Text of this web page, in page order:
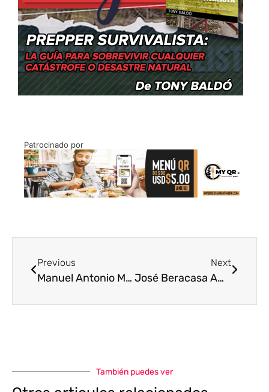
Patrocinado por
Previous
Manuel Antonio Malpica: manager campeón con Venezuela en 1941
Next
José Beracasa Amrán: impulsor del deporte venezolano en el siglo XX
También puedes ver